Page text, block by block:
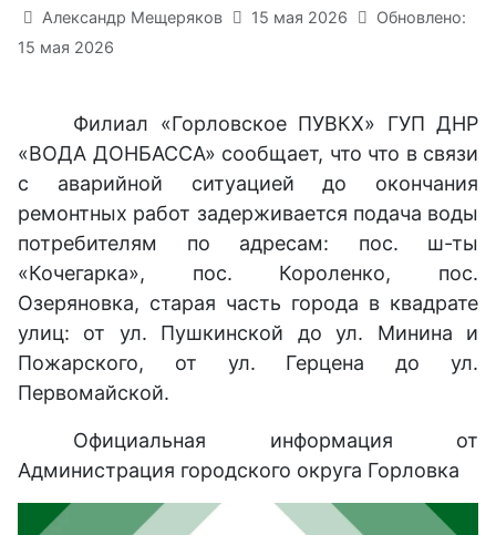
Информация о материале
Александр Мещеряков 15 мая 2026
Обновлено:
15 мая 2026
Филиал «Горловское ПУВКХ» ГУП ДНР
«ВОДА ДОНБАССА» сообщает, что что в связи
с аварийной ситуацией до окончания
ремонтных работ задерживается подача воды
потребителям по адресам: пос. ш-ты
«Кочегарка», пос. Короленко, пос.
Озеряновка, старая часть города в квадрате
улиц: от ул. Пушкинской до ул. Минина и
Пожарского, от ул. Герцена до ул.
Первомайской.
Официальная информация от
Администрация городского округа Горловка